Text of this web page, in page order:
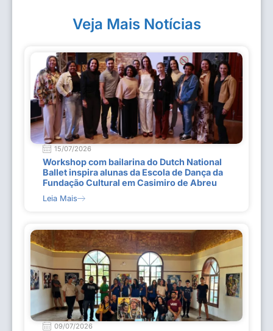
Veja Mais Notícias
15/07/2026
Workshop com bailarina do Dutch National
Ballet inspira alunas da Escola de Dança da
Fundação Cultural em Casimiro de Abreu
Leia Mais
09/07/2026